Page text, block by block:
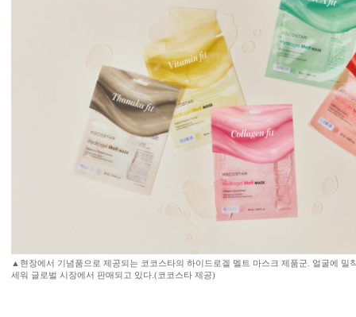
▲현장에서 기념품으로 제공되는 코코스타의 하이드로겔 멜트 마스크 제품군. 얼굴에 밀
세워 글로벌 시장에서 판매되고 있다.(코코스타 제공)